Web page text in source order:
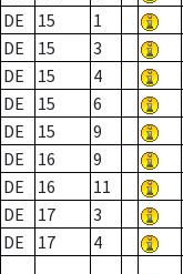
DE
15 1
DE
15 3
DE
15 4
DE
15 6
DE
15 9
DE
16 9
DE
16 11
DE
17 3
DE
17 4